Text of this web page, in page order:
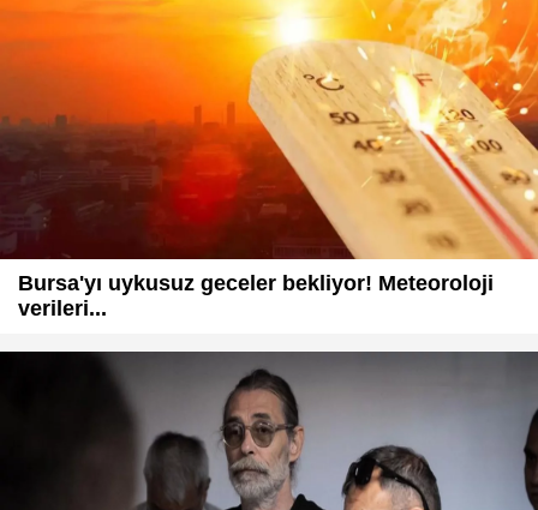
Bursa'yı uykusuz geceler bekliyor! Meteoroloji
verileri...